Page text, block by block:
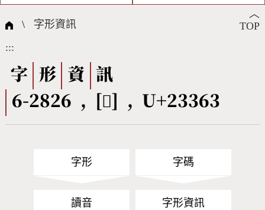
國際字碼相關組織
筆畫查詢
筆順序查詢
CNS查詢 Unicode查詢
全字庫授權 轉碼Web Service
個人電腦造字處理工具
字形下載
問題集
熱門查詢統計
︿
TOP
\ 字形資訊
:::
字 形 資
訊
6-2826 , [𣍣] , U+23363
字形 字碼
讀音 字形資訊